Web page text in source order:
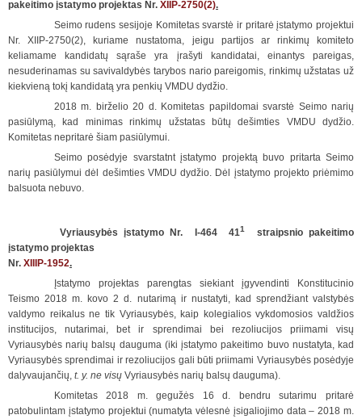
pakeitimo įstatymo projektas Nr. XIIP-2750(2).
Seimo rudens sesijoje Komitetas svarstė ir pritarė įstatymo projektui
Nr. XIIP-2750(2), kuriame nustatoma, jeigu partijos ar rinkimų komiteto
keliamame kandidatų sąraše yra įrašyti kandidatai, einantys pareigas,
nesuderinamas su savivaldybės tarybos nario pareigomis, rinkimų užstatas už
kiekvieną tokį kandidatą yra penkių VMDU dydžio.
2018 m. birželio 20 d. Komitetas papildomai svarstė Seimo narių
pasiūlymą, kad minimas rinkimų užstatas būtų dešimties VMDU dydžio.
Komitetas nepritarė šiam pasiūlymui.
Seimo posėdyje svarstatnt įstatymo projektą buvo pritarta Seimo
narių pasiūlymui dėl dešimties VMDU dydžio. Dėl įstatymo projekto priėmimo
balsuota nebuvo.
Vyriausybės įstatymo Nr. I-464 411 straipsnio pakeitimo
įstatymo projektas
Nr. XIIIP-1952.
Įstatymo projektas parengtas siekiant įgyvendinti Konstitucinio
Teismo 2018 m. kovo 2 d. nutarimą ir nustatyti, kad sprendžiant valstybės
valdymo reikalus ne tik Vyriausybės, kaip kolegialios vykdomosios valdžios
institucijos, nutarimai, bet ir sprendimai bei rezoliucijos priimami visų
Vyriausybės narių balsų dauguma (iki įstatymo pakeitimo buvo nustatyta, kad
Vyriausybės sprendimai ir rezoliucijos gali būti priimami Vyriausybės posėdyje
dalyvaujančių, t. y. ne visų Vyriausybės narių balsų dauguma).
Komitetas 2018 m. gegužės 16 d. bendru sutarimu pritarė
patobulintam įstatymo projektui (numatyta vėlesnė įsigaliojimo data – 2018 m.